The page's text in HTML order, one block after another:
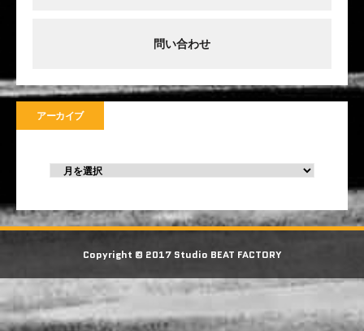
問い合わせ
アーカイブ
Copyright © 2017 Studio BEAT FACTORY